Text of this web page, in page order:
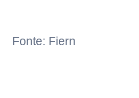
Fonte: Fiern